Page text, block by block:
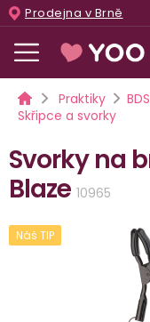
Přejít
na
obsah
Prodejna v Brně
DomůPraktiky
Skřipce a svorky
Svorky na
Blaze 10965
Náš TIP